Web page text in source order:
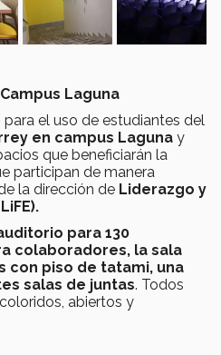
Laguna
el uso de estudiantes del
en campus Laguna y
que beneficiarán la
participan de manera
la dirección de Liderazgo y
para 130
colaboradores, la sala
con piso de tatami, una
salas de juntas. Todos
abiertos y